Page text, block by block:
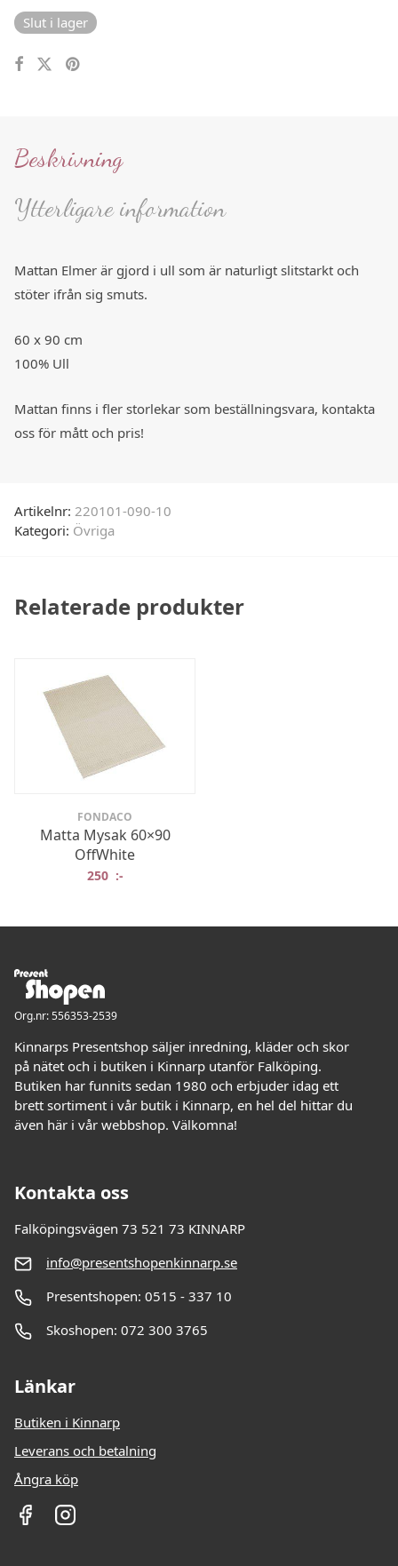
Slut i lager
Beskrivning
Ytterligare information
Mattan Elmer är gjord i ull som är naturligt slitstarkt och
stöter ifrån sig smuts.
60 x 90 cm
100% Ull
Mattan finns i fler storlekar som beställningsvara, kontakta
oss för mått och pris!
Artikelnr: 220101-090-10
Kategori: Övriga
Relaterade produkter
FONDACO
Matta Mysak 60×90
OffWhite
250 :-
Org.nr: 556353-2539
Kinnarps Presentshop säljer inredning, kläder och skor
på nätet och i butiken i Kinnarp utanför Falköping.
Butiken har funnits sedan 1980 och erbjuder idag ett
brett sortiment i vår butik i Kinnarp, en hel del hittar du
även här i vår webbshop. Välkomna!
Kontakta oss
Falköpingsvägen 73 521 73 KINNARP
info@presentshopenkinnarp.se
Presentshopen: 0515 - 337 10
Skoshopen: 072 300 3765
Länkar
Butiken i Kinnarp
Leverans och betalning
Ångra köp